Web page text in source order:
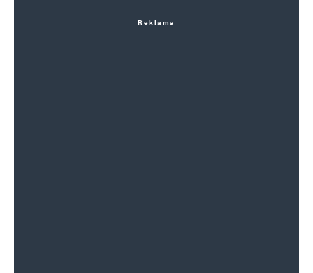
Reklama